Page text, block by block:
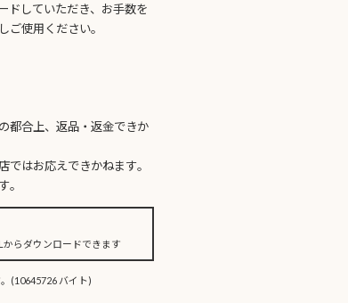
ドしていただき、お手数を
ご使用ください。
都合上、返品・返金できか
ではお応えできかねます。
。
らダウンロードできます
(10645726 バイト)